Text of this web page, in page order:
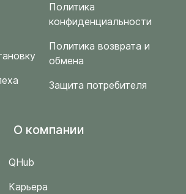
Политика
конфиденциальности
Политика возврата и
обмена
Защита потребителя
O компании
QHub
Карьера